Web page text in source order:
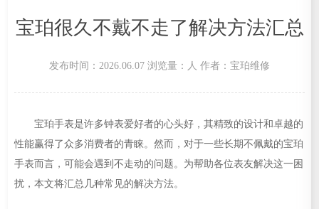
宝珀很久不戴不走了解决方法汇总
发布时间：2026.06.07 浏览量： 人 作者：宝珀维修
宝珀手表是许多钟表爱好者的心头好，其精致的设计和卓越的
性能赢得了众多消费者的青睐。然而，对于一些长期不佩戴的宝珀
手表而言，可能会遇到不走动的问题。为帮助各位表友解决这一困
扰，本文将汇总几种常见的解决方法。